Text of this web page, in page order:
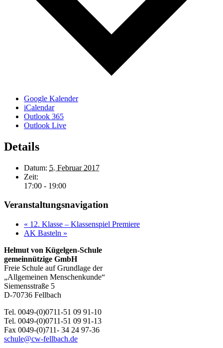
Google Kalender
iCalendar
Outlook 365
Outlook Live
Details
Datum: 5. Februar 2017
Zeit:
17:00 - 19:00
Veranstaltungsnavigation
« 12. Klasse – Klassenspiel Premiere
AK Basteln »
Helmut von Kügelgen-Schule
gemeinnützige GmbH
Freie Schule auf Grundlage der
„Allgemeinen Menschenkunde“
Siemensstraße 5
D-70736 Fellbach
Tel. 0049-(0)0711-51 09 91-10
Tel. 0049-(0)0711-51 09 91-13
Fax 0049-(0)711- 34 24 97-36
schule@cw-fellbach.de